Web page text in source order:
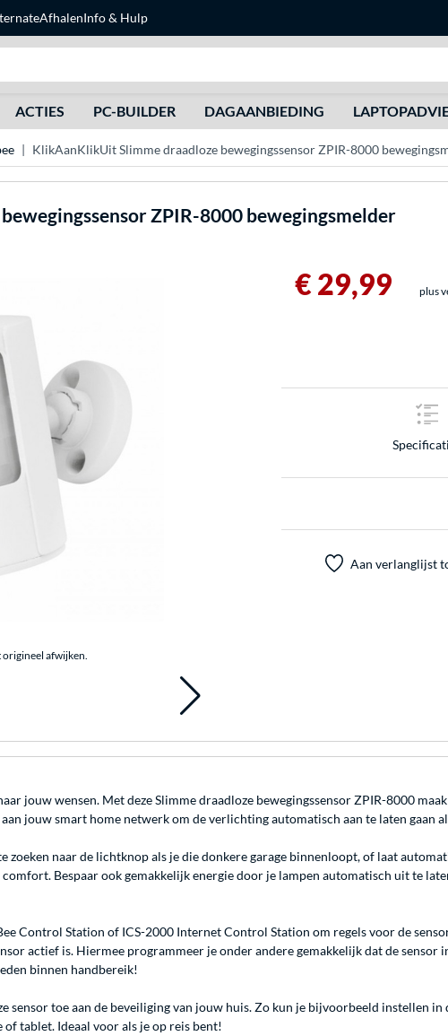
AfhalenInfo & Hulp
ACTIES PC-BUILDER DAGAANBIEDING
KlikAanKlikUit Slimme draadloze bewegingssensor ZPIR-8000
ZPIR-8000 bewegingsmelder
origineel afwijken.
€ 29,99 plus
Aan verlanglijst
jouw wensen. Met deze Slimme draadloze bewegingssensor ZPIR-8000
jouw smart home netwerk om de verlichting automatisch aan te laten gaan
naar de lichtknop als je die donkere garage binnenloopt, of laat
Bespaar ook gemakkelijk energie door je lampen automatisch uit te
Control Station of ICS-2000 Internet Control Station om regels voor de
actief is. Hiermee programmeer je onder andere gemakkelijk dat de sensor
binnen handbereik!
sensor toe aan de beveiliging van jouw huis. Zo kun je bijvoorbeeld instellen
tablet. Ideaal voor als je op reis bent!